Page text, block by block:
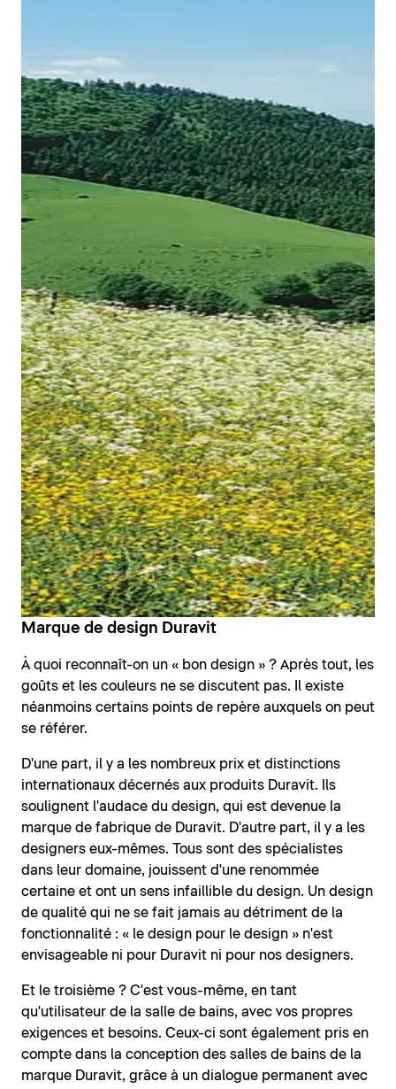
Marque de design Duravit
À quoi reconnaît-on un « bon design » ? Après tout, les
goûts et les couleurs ne se discutent pas. Il existe
néanmoins certains points de repère auxquels on peut
se référer.
D'une part, il y a les nombreux prix et distinctions
internationaux décernés aux produits Duravit. Ils
soulignent l'audace du design, qui est devenue la
marque de fabrique de Duravit. D'autre part, il y a les
designers eux-mêmes. Tous sont des spécialistes
dans leur domaine, jouissent d'une renommée
certaine et ont un sens infaillible du design. Un design
de qualité qui ne se fait jamais au détriment de la
fonctionnalité : « le design pour le design » n'est
envisageable ni pour Duravit ni pour nos designers.
Et le troisième ? C'est vous-même, en tant
qu'utilisateur de la salle de bains, avec vos propres
exigences et besoins. Ceux-ci sont également pris en
compte dans la conception des salles de bains de la
marque Duravit, grâce à un dialogue permanent avec